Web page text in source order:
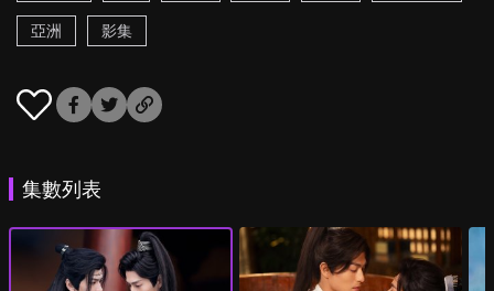
亞洲 影集
集數列表